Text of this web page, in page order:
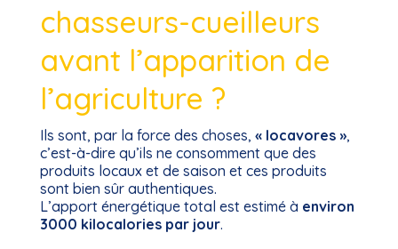
chasseurs-cueilleurs
avant l’apparition de
l’agriculture ?
Ils sont, par la force des choses, « locavores »,
c’est-à-dire qu’ils ne consomment que des
produits locaux et de saison et ces produits
sont bien sûr authentiques.
L’apport énergétique total est estimé à environ
3000 kilocalories par jour.